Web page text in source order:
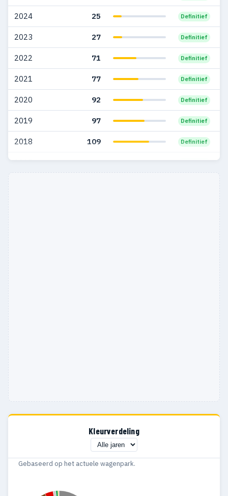
1999 19 3
1998 4 1
1997 3 —
1985 1 1
2024 25 Definitief
2023 27 Definitief
2022 71 Definitief
2021 77 Definitief
2020 92 Definitief
2019 97 Definitief
2018 109 Definitief
2017 161
Kleurverdeling
Gebaseerd op het actuele wagenpark.